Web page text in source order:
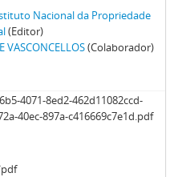
Nacional da Propriedade
(Editor)
VASCONCELLOS(Colaborador)
4071-8ed2-462d11082ccd-
40ec-897a-c416669c7e1d.pdf